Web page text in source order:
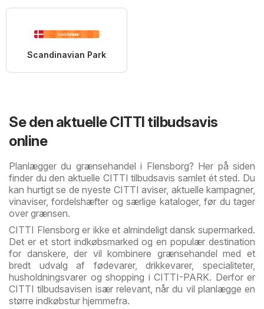
Scandinavian Park
Se den aktuelle CITTI tilbudsavis
online
Planlægger du grænsehandel i Flensborg? Her på siden
finder du den aktuelle CITTI tilbudsavis samlet ét sted. Du
kan hurtigt se de nyeste CITTI aviser, aktuelle kampagner,
vinaviser, fordelshæfter og særlige kataloger, før du tager
over grænsen.
CITTI Flensborg er ikke et almindeligt dansk supermarked.
Det er et stort indkøbsmarked og en populær destination
for danskere, der vil kombinere grænsehandel med et
bredt udvalg af fødevarer, drikkevarer, specialiteter,
husholdningsvarer og shopping i CITTI-PARK. Derfor er
CITTI tilbudsavisen især relevant, når du vil planlægge en
større indkøbstur hjemmefra.